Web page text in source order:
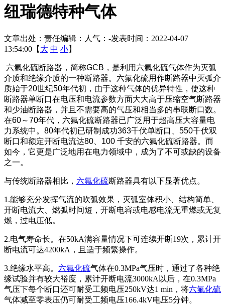
纽瑞德特种气体
文章出处： 责任编辑： 人气： -发表时间：2022-04-07
13:54:00【 大 中 小】
六氟化硫断路器， 简称GCB，是利用六氟化硫气体作为灭弧
介质和绝缘介质的一种断路器。六氟化硫用作断路器中灭弧介
质始于20世纪50年代初，由于这种气体的优异特性，使这种
断路器单断口在电压和电流参数方面大大高于压缩空气断路器
和少油断路器，并且不需要高的气压和相当多的串联断口数。
在60～70年代， 六氟化硫断路器已广泛用于超高压大容量电
力系统中。80年代初已研制成功363千伏单断口、550千伏双
断口和额定开断电流达80、100 千安的六氟化硫断路器。而
如今，它更是广泛地用在电力领域中，成为了不可或缺的设备
之一。
与传统断路器相比， 六氟化硫断路器具有以下显著优点。
1.能够充分发挥气流的吹弧效果，灭弧室体积小、结构简单、
开断电流大、燃弧时间短，开断电容或电感电流无重燃或无复
燃，过电压低。
2.电气寿命长。在50kA满容量情况下可连续开断19次，累计开
断电流可达4200kA，且适于频繁操作。
3.绝缘水平高。 六氟化硫气体在0.3MPa气压时，通过了各种绝
缘试验并有较大裕度，累计开断电流3000kA以后，在0.3MPa
气压下每个断口还可耐受工频电压250kV达1 min，将六氟化硫
气体减至零表压仍可耐受工频电压166.4kV电压5分钟。